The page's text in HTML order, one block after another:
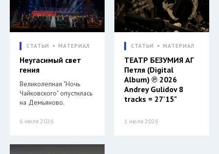
СТАТЬИ МАТЕРИАЛ
Неугасимый свет
гения
Великолепная "Ночь
Чайковского" опустилась
на Демьяново.
6 июля 2026
СТАТЬИ МАТЕРИАЛ
ТЕАТР БЕЗУМИЯ АГ
Петля (Digital
Album) ℗ 2026
Andrey Gulidov 8
tracks = 27'15"
1 июля 2026